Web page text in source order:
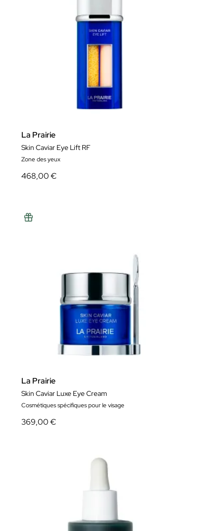
La Prairie
Skin Caviar Eye Lift RF
Zone des yeux
468,00 €
La Prairie
Skin Caviar Luxe Eye Cream
Cosmétiques spécifiques pour le visage
369,00 €